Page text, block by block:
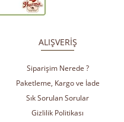
ALIŞVERİŞ
Siparişim Nerede ?
Paketleme, Kargo ve İade
Sık Sorulan Sorular
Gizlilik Politikası